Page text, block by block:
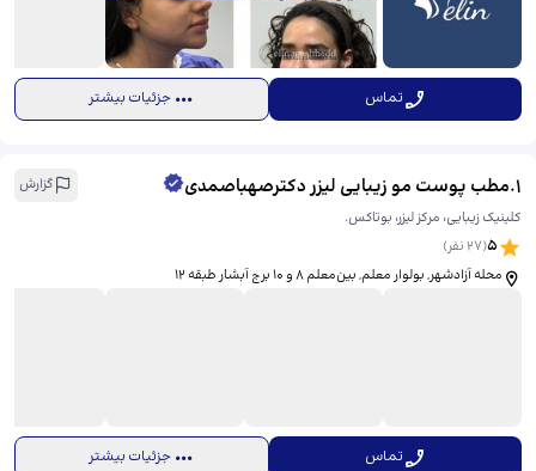
تماس جزئیات بیشتر
1
.مطب پوست مو زیبایی لیزر دکترصهباصمدی
گزارش
کلینیک زیبایی، مرکز لیزر، بوتاکس.
5
(
27نفر)
محله آزادشهر, بولوار معلم, بین‌معلم ۸ و ۱۰ برج آبشار طبقه ۱۲
تماس جزئیات بیشتر